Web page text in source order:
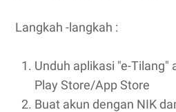
Langkah -langkah :
Unduh aplikasi "e-Tilang"
Play Store/App Store
Buat akun dengan NIK